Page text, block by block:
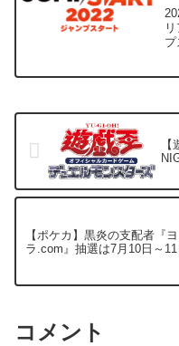
プ
【ポケカ】黒炎の支配者『
ラ.com』抽選は7月10日～
コメント